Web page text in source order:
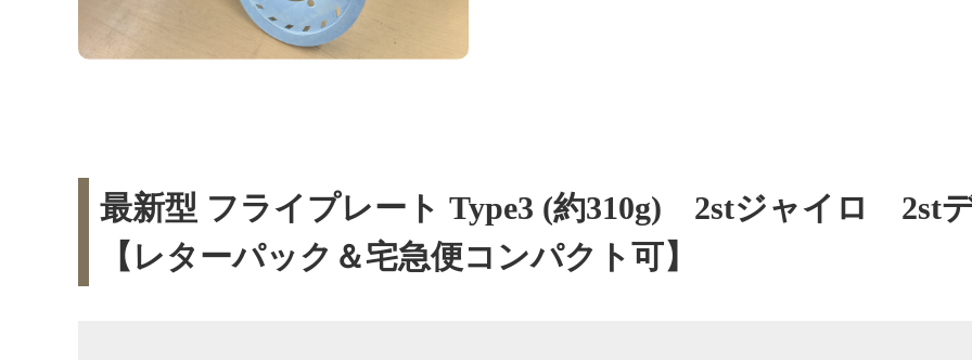
最新型 フライプレート Type3 (約310g) 2stジャイロ 2st
【レターパック＆宅急便コンパクト可】